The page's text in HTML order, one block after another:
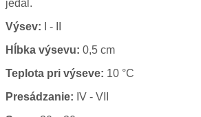
jedál.
Výsev: I - II
Hĺbka výsevu: 0,5 cm
Teplota pri výseve: 10 °C
Presádzanie: IV - VII